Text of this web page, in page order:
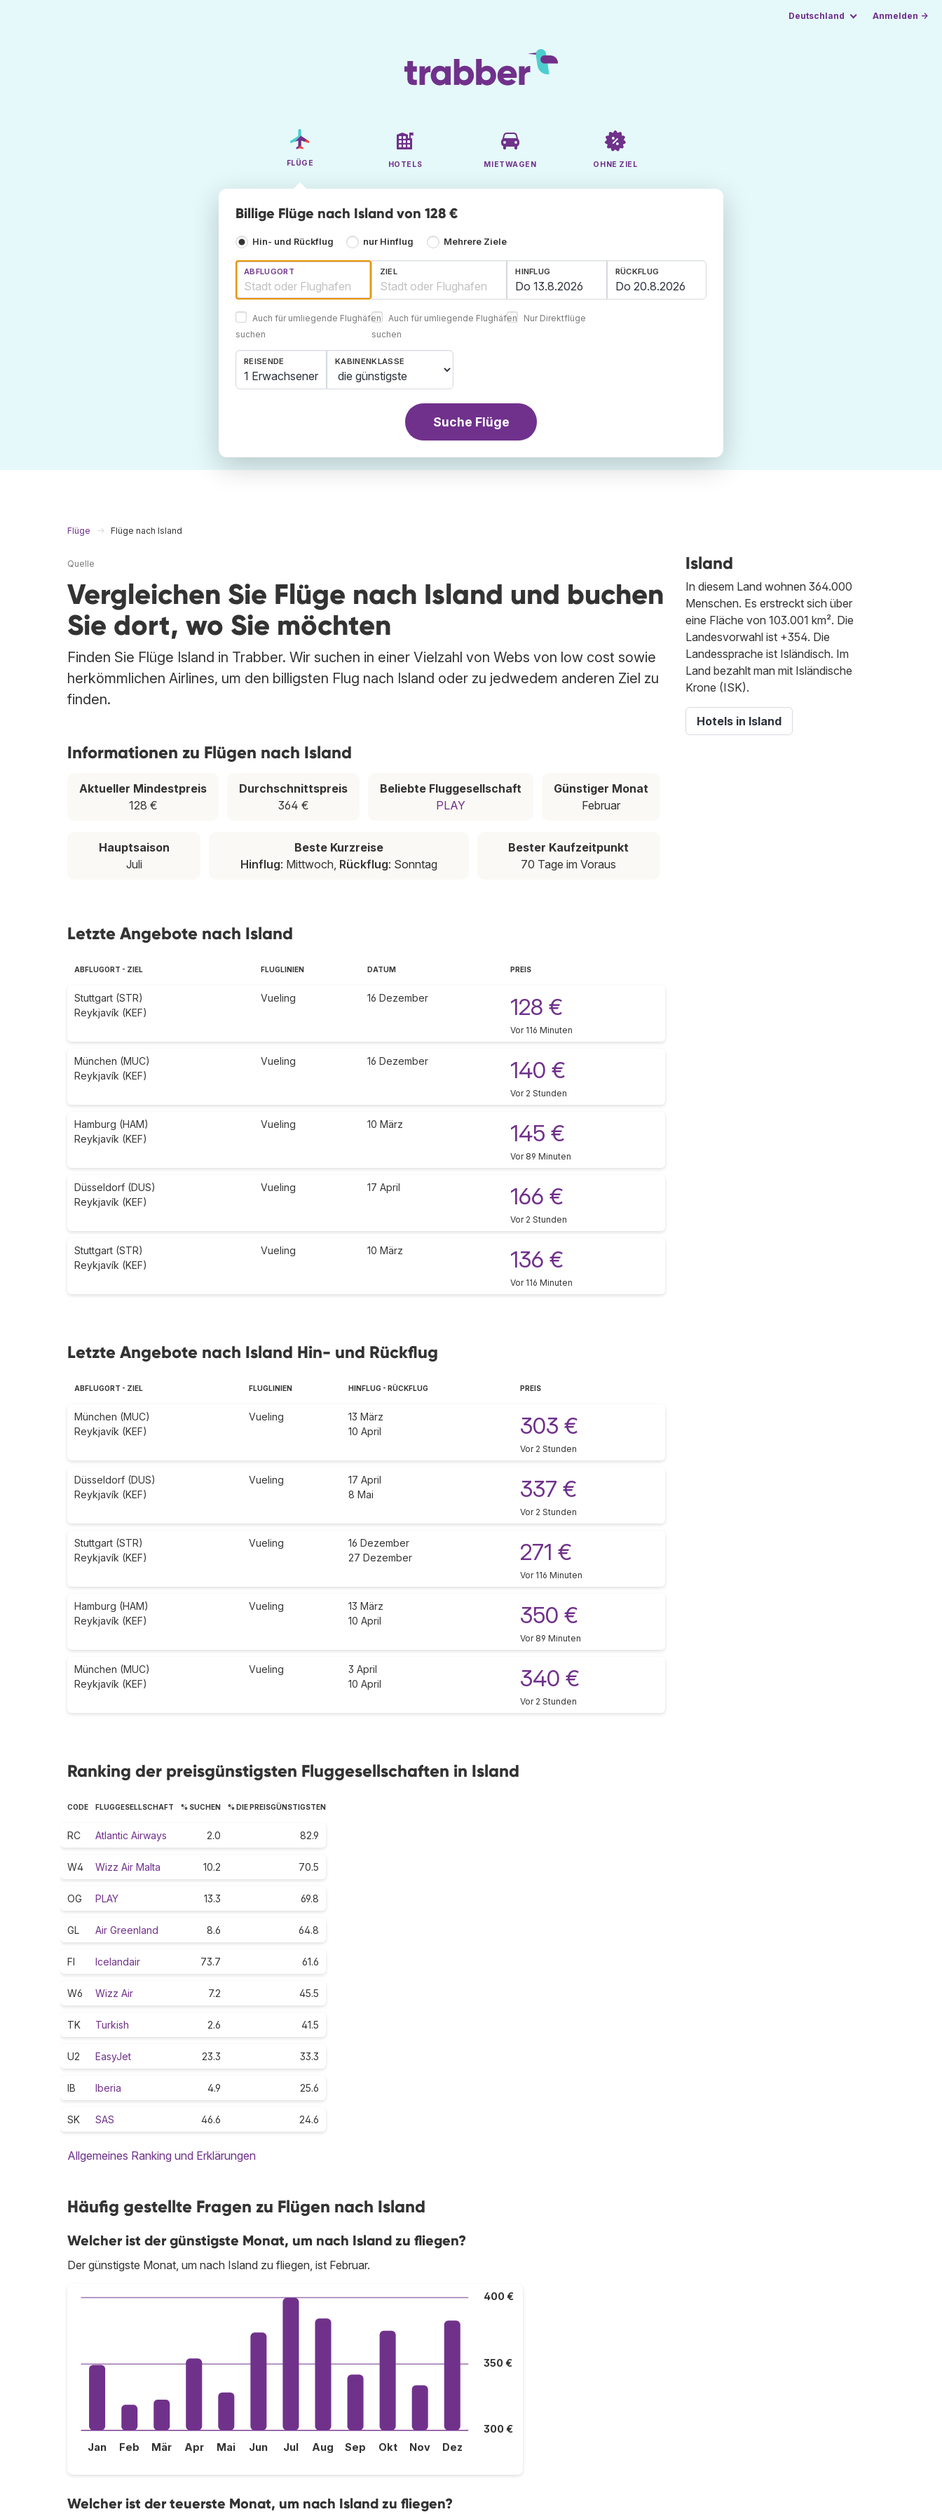
Deutschland Anmelden →
FLÜGE HOTELS MIETWAGEN OHNE ZIEL
Billige Flüge nach Island von 128 €
Hin- und Rückflug nur Hinflug Mehrere Ziele
ABFLUGORT
Auch für umliegende Flughäfen
suchen
ZIEL
Auch für umliegende Flughäfen
suchen
HINFLUG RÜCKFLUG
Nur Direktflüge
REISENDE
1 Erwachsener
KABINENKLASSE
Suche Flüge
Flüge Flüge nach Island
Quelle
Vergleichen Sie Flüge nach Island und buchen
Sie dort, wo Sie möchten
Finden Sie Flüge Island in Trabber. Wir suchen in einer Vielzahl von Webs von low cost sowie
herkömmlichen Airlines, um den billigsten Flug nach Island oder zu jedwedem anderen Ziel zu
finden.
Informationen zu Flügen nach Island
Aktueller Mindestpreis
128 €
Durchschnittspreis
364 €
Beliebte Fluggesellschaft
PLAY
Günstiger Monat
Februar
Hauptsaison
Juli
Beste Kurzreise
Hinflug: Mittwoch, Rückflug: Sonntag
Bester Kaufzeitpunkt
70 Tage im Voraus
Letzte Angebote nach Island
ABFLUGORT - ZIEL FLUGLINIEN DATUM PREIS
Stuttgart (STR)
Reykjavík (KEF)
Vueling 16 Dezember 128 €
Vor 116 Minuten
München (MUC)
Reykjavík (KEF)
Vueling 16 Dezember 140 €
Vor 2 Stunden
Hamburg (HAM)
Reykjavík (KEF)
Vueling 10 März 145 €
Vor 89 Minuten
Düsseldorf (DUS)
Reykjavík (KEF)
Vueling 17 April 166 €
Vor 2 Stunden
Stuttgart (STR)
Reykjavík (KEF)
Vueling 10 März 136 €
Vor 116 Minuten
Letzte Angebote nach Island Hin- und Rückflug
ABFLUGORT - ZIEL FLUGLINIEN HINFLUG - RÜCKFLUG PREIS
München (MUC)
Reykjavík (KEF)
Vueling
13 März
10 April
303 €
Vor 2 Stunden
Düsseldorf (DUS)
Reykjavík (KEF)
Vueling
17 April
8 Mai
337 €
Vor 2 Stunden
Stuttgart (STR)
Reykjavík (KEF)
Vueling
16 Dezember
27 Dezember
271 €
Vor 116 Minuten
Hamburg (HAM)
Reykjavík (KEF)
Vueling
13 März
10 April
350 €
Vor 89 Minuten
München (MUC)
Reykjavík (KEF)
Vueling
3 April
10 April
340 €
Vor 2 Stunden
Ranking der preisgünstigsten Fluggesellschaften in Island
CODE FLUGGESELLSCHAFT % SUCHEN % DIE PREISGÜNSTIGSTEN
RC Atlantic Airways 2.0 82.9
W4 Wizz Air Malta 10.2 70.5
OG PLAY 13.3 69.8
GL Air Greenland 8.6 64.8
FI Icelandair 73.7 61.6
W6 Wizz Air 7.2 45.5
TK Turkish 2.6 41.5
U2 EasyJet 23.3 33.3
IB Iberia 4.9 25.6
SK SAS 46.6 24.6
Allgemeines Ranking und Erklärungen
Häufig gestellte Fragen zu Flügen nach Island
Welcher ist der günstigste Monat, um nach Island zu fliegen?
Der günstigste Monat, um nach Island zu fliegen, ist Februar.
300 €
350 €
400 €
Jan Feb Mär Apr Mai Jun Jul Aug Sep Okt Nov Dez
Welcher ist der teuerste Monat, um nach Island zu fliegen?
Island
In diesem Land wohnen 364.000
Menschen. Es erstreckt sich über
eine Fläche von 103.001 km². Die
Landesvorwahl ist +354. Die
Landessprache ist Isländisch. Im
Land bezahlt man mit Isländische
Krone (ISK).
Hotels in Island